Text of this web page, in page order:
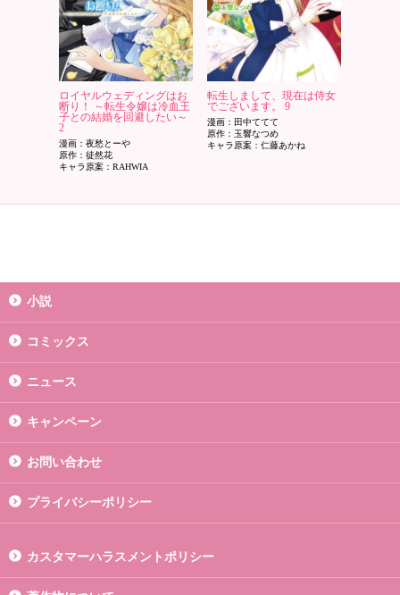
ロイヤルウェディングはお
断り！ ～転生令嬢は冷血王
子との結婚を回避したい～
2
漫画：夜愁とーや
原作：徒然花
キャラ原案：RAHWIA
転生しまして、現在は侍女
でございます。 9
漫画：田中ててて
原作：玉響なつめ
キャラ原案：仁藤あかね
小説
コミックス
ニュース
キャンペーン
お問い合わせ
プライバシーポリシー
カスタマーハラスメントポリシー